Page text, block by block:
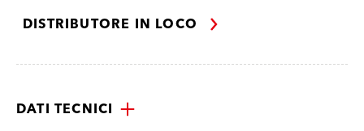
DISTRIBUTORE IN LOCO
DATI TECNICI